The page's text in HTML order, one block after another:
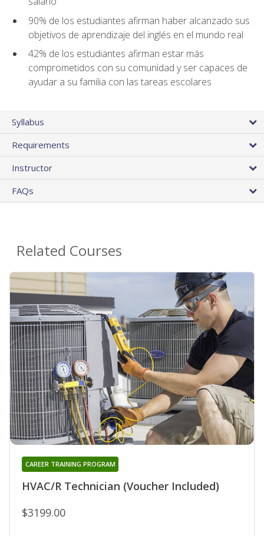
90% de los estudiantes afirman haber alcanzado sus
objetivos de aprendizaje del inglés en el mundo real
42% de los estudiantes afirman estar más
comprometidos con su comunidad y ser capaces de
ayudar a su familia con las tareas escolares
Syllabus
Requirements
Instructor
FAQs
Related Courses
HVAC/R Technician (Voucher Included)
CAREER TRAINING PROGRAM
$3199.00